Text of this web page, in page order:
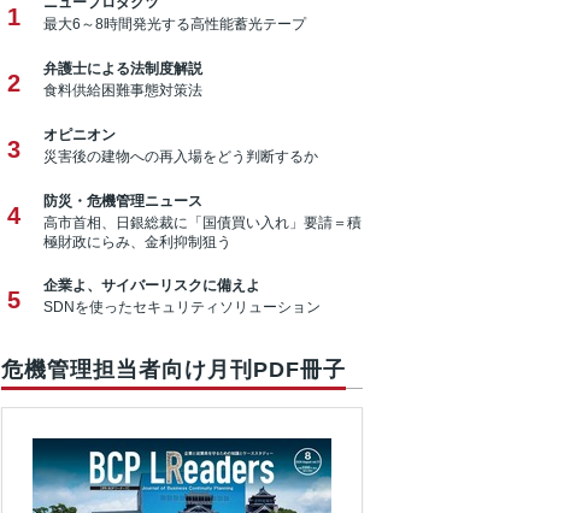
1
最大6～8時間発光する高性能蓄光テープ
2
弁護士による法制度解説
食料供給困難事態対策法
3
オピニオン
災害後の建物への再入場をどう判断するか
4
防災・危機管理ニュース
高市首相、日銀総裁に「国債買い入れ」要請＝積
極財政にらみ、金利抑制狙う
5
企業よ、サイバーリスクに備えよ
SDNを使ったセキュリティソリューション
危機管理担当者向け月刊PDF冊子